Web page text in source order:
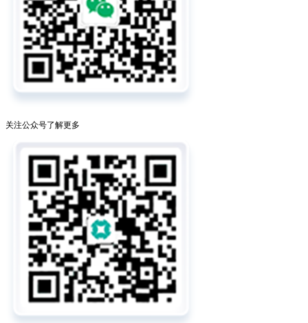
关注公众号了解更多